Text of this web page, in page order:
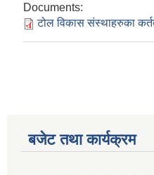
Documents:
टोल विकास संस्थाहरुका
बजेट तथा कार्यक्रम